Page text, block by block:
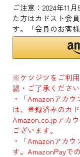
ご注意：2024年11
た方はカドスト会
す。「会員のお客
※ケツジツをご利
認・ご了承ください
・「Amazonアカ
は、登録済みのカ
Amazon.co.jpアカ
ございます。
・「Amazonアカ
す。AmazonPayで